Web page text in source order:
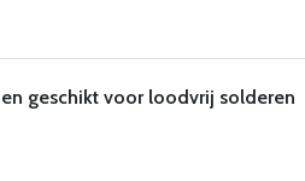
geschikt voor loodvrij solderen